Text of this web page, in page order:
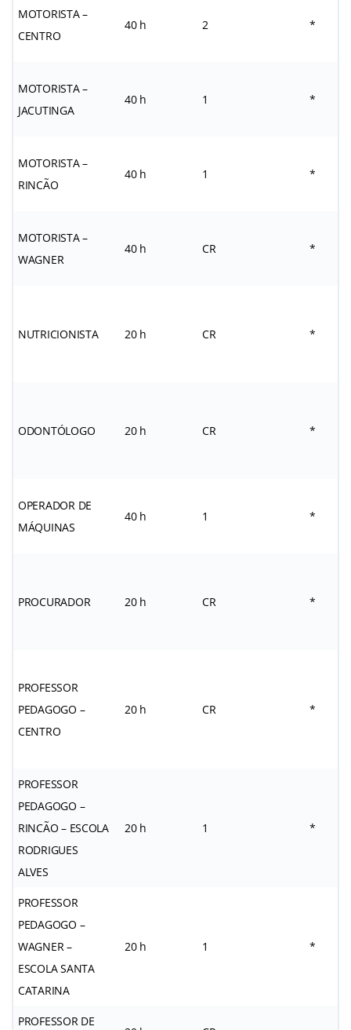
MOTORISTA –
CENTRO
40 h 2 *
MOTORISTA –
JACUTINGA
40 h 1 *
MOTORISTA –
RINCÃO
40 h 1 *
MOTORISTA –
WAGNER
40 h CR *
NUTRICIONISTA 20 h CR *
ODONTÓLOGO 20 h CR *
OPERADOR DE
MÁQUINAS
40 h 1 *
PROCURADOR 20 h CR *
PROFESSOR
PEDAGOGO –
CENTRO
20 h CR *
PROFESSOR
PEDAGOGO –
RINCÃO – ESCOLA
RODRIGUES
ALVES
20 h 1 *
PROFESSOR
PEDAGOGO –
WAGNER –
ESCOLA SANTA
CATARINA
20 h 1 *
PROFESSOR DE